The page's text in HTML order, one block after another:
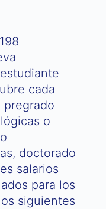
cada
pregrado
o
doctorado
salarios
para los
siguientes